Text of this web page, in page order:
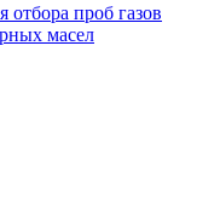
проб газов
масел